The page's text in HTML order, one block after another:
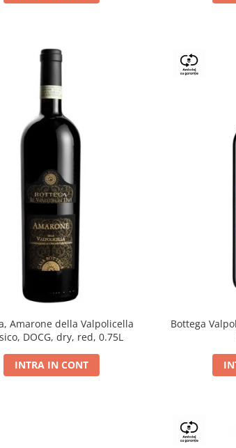
Amarone della Valpolicella
DOCG, dry, red, 0.75L
INTRA IN CONT
Bottega